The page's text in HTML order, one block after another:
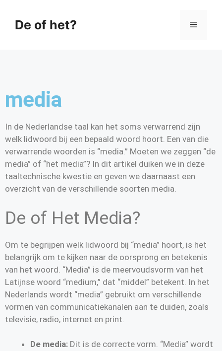
De of het?
media
In de Nederlandse taal kan het soms verwarrend zijn
welk lidwoord bij een bepaald woord hoort. Een van die
verwarrende woorden is “media.” Moeten we zeggen “de
media” of “het media”? In dit artikel duiken we in deze
taaltechnische kwestie en geven we daarnaast een
overzicht van de verschillende soorten media.
De of Het Media?
Om te begrijpen welk lidwoord bij “media” hoort, is het
belangrijk om te kijken naar de oorsprong en betekenis
van het woord. “Media” is de meervoudsvorm van het
Latijnse woord “medium,” dat “middel” betekent. In het
Nederlands wordt “media” gebruikt om verschillende
vormen van communicatiekanalen aan te duiden, zoals
televisie, radio, internet en print.
De media: Dit is de correcte vorm. “Media” wordt